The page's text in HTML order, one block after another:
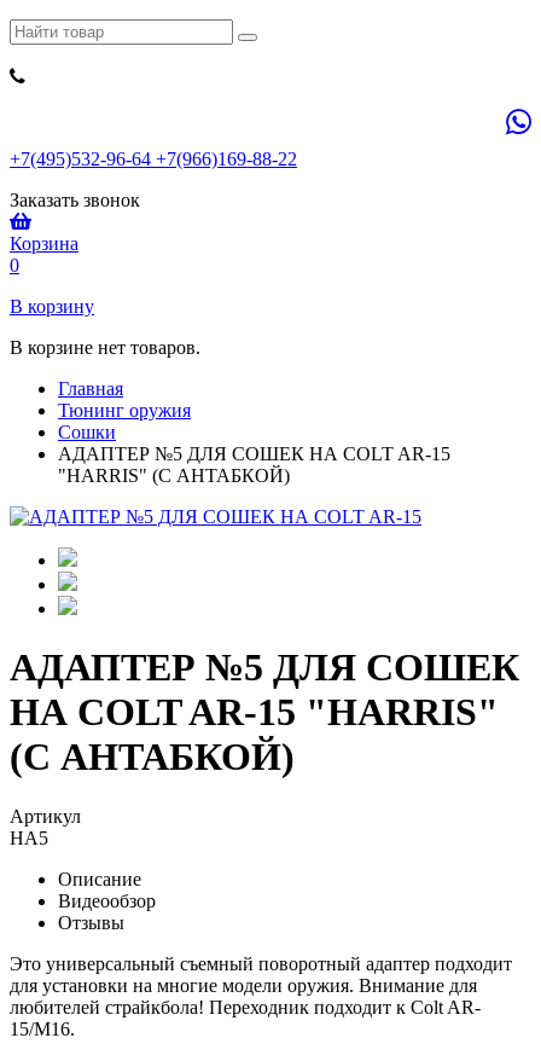
+7(495)532-96-64 +7(966)169-88-22
Заказать звонок
Корзина
0
В корзину
В корзине нет товаров.
Главная
Тюнинг оружия
Сошки
АДАПТЕР №5 ДЛЯ СОШЕК НА COLT AR-15
"HARRIS" (С АНТАБКОЙ)
АДАПТЕР №5 ДЛЯ СОШЕК
НА COLT AR-15 "HARRIS"
(С АНТАБКОЙ)
Артикул
HA5
Описание
Видеообзор
Отзывы
Это универсальный съемный поворотный адаптер подходит
для установки на многие модели оружия. Внимание для
любителей страйкбола! Переходник подходит к Colt AR-
15/M16.